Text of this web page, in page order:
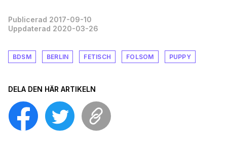
Publicerad 2017-09-10
Uppdaterad 2020-03-26
BDSM BERLIN FETISCH FOLSOM PUPPY
DELA DEN HÄR ARTIKELN